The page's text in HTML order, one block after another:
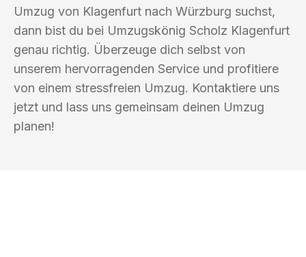
Umzug von Klagenfurt nach Würzburg suchst,
dann bist du bei Umzugskönig Scholz Klagenfurt
genau richtig. Überzeuge dich selbst von
unserem hervorragenden Service und profitiere
von einem stressfreien Umzug. Kontaktiere uns
jetzt und lass uns gemeinsam deinen Umzug
planen!